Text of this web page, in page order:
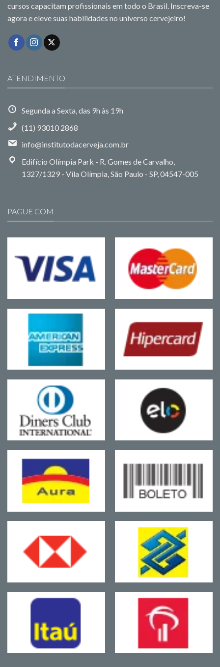
cursos capacitam profissionais em todo o Brasil. Inscreva-se
agora e eleve suas habilidades no universo cervejeiro!
ATENDIMENTO
Segunda a Sexta, das 9h às 19h
(11) 93010 2868
info@institutodacerveja.com.br
Edifício Olímpia Park - R. Gomes de Carvalho,
1327/1329 - Vila Olímpia, São Paulo - SP, 04547-005
PAGUE COM